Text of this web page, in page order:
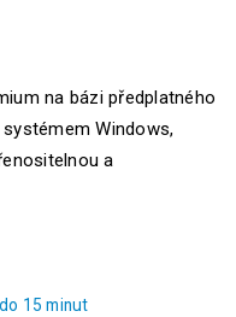
na bázi předplatného
Windows,
a
15 minut